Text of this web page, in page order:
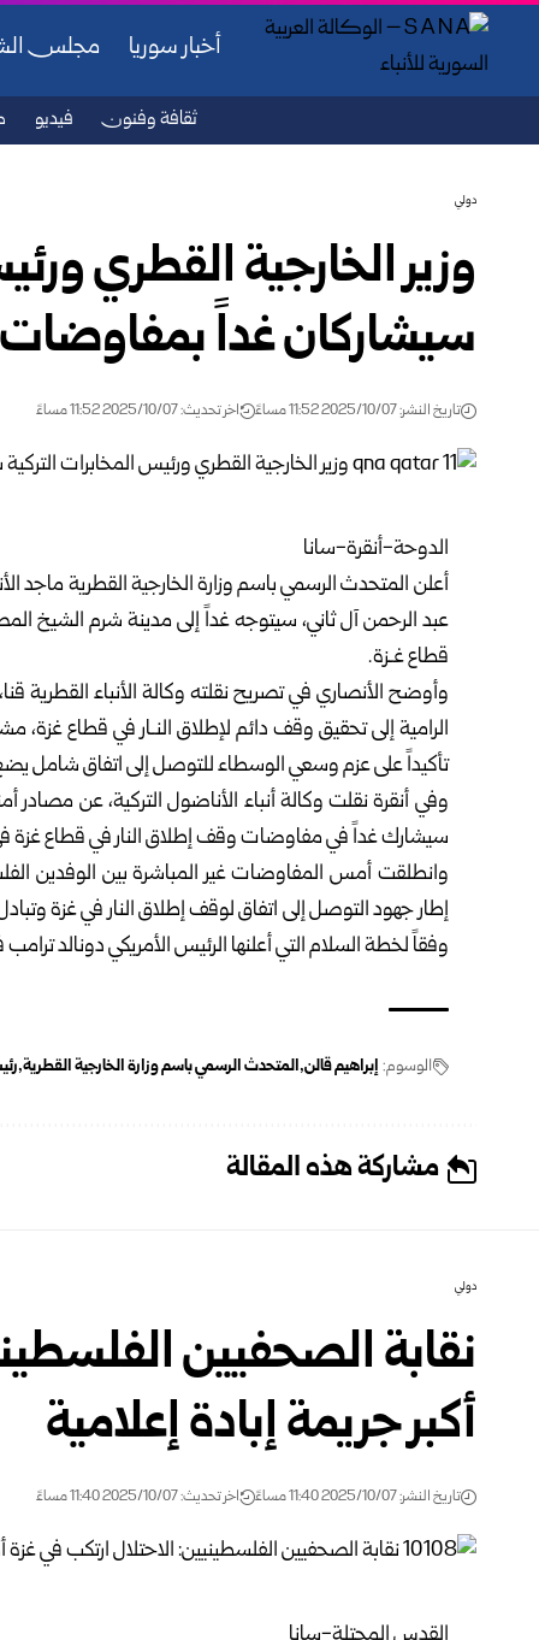
أخبار سوريا مجلس
ثقافة وفنون فيديو
دولي
وزير الخارجية القطري
سيشاركان غداً
تاريخ النشر: 2025/10/07 11:52 مساءً اخر تحديث: 2025/10/07 11:52 مساءً
الدوحة-أنقرة-سانا
أعلن المتحدث الرسمي باسم وزارة الخارجية القطرية ماجد
عبد الرحمن آل ثاني، سيتوجه غداً إلى مدينة شرم الشيخ
قطاع غـزة.
وأوضح الأنصاري في تصريح نقلته وكالة الأنباء القطرية
الرامية إلى تحقيق وقف دائم لإطلاق النـار في قطاع
تأكيداً على عزم وسعي الوسطاء للتوصل إلى اتفاق شامل
وفي أنقرة نقلت وكالة أنباء الأناضول التركية، عن مصادر
سيشارك غداً في مفاوضات وقف إطلاق النار في قطاع غزة
وانطلقت أمس المفاوضات غير المباشرة بين الوفدين
إطار جهود التوصل إلى اتفاق لوقف إطلاق النار في غزة
وفقاً لخطة السلام التي أعلنها الرئيس الأمريكي دونالد
الوسوم: إبراهيم قالن المتحدث الرسمي باسم وزارة الخارجية القطرية
مشاركة هذه المقالة
دولي
نقابة الصحفيين
أكبر جريمة إبادة إعلامية
تاريخ النشر: 2025/10/07 11:40 مساءً اخر تحديث: 2025/10/07 11:40 مساءً